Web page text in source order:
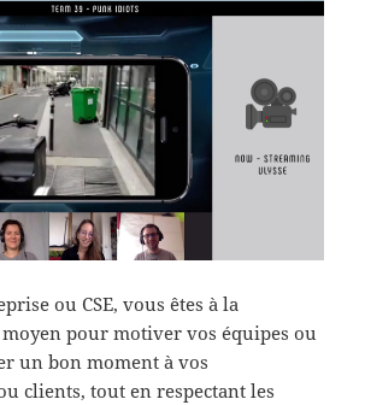
ou CSE, vous êtes à la
pour motiver vos équipes ou
un bon moment à vos
clients, tout en respectant les